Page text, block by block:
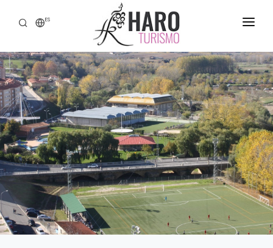
ES
DESCUBRE HARO
SERVICIOS
PATRIMONIO
ENOTURISMO
GASTRONOMÍA
EXPERIENCIAS
CONTACTO